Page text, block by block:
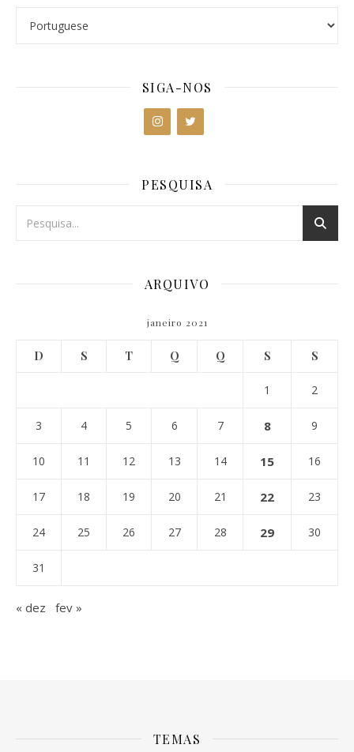
SIGA-NOS
PESQUISA
ARQUIVO
janeiro 2021
D S T Q Q S S
1 2
3 4 5 6 7 8 9
10 11 12 13 14 15 16
17 18 19 20 21 22 23
24 25 26 27 28 29 30
31
« dez fev »
TEMAS